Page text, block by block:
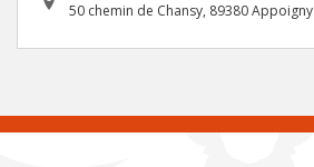
50 chemin de Chansy, 89380 Appoigny